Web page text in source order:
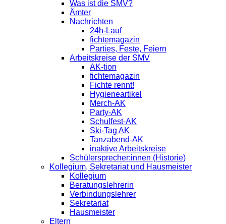
Was ist die SMV?
Ämter
Nachrichten
24h-Lauf
fichtemagazin
Parties, Feste, Feiern
Arbeitskreise der SMV
AK-tion
fichtemagazin
Fichte rennt!
Hygieneartikel
Merch-AK
Party-AK
Schulfest-AK
Ski-Tag AK
Tanzabend-AK
inaktive Arbeitskreise
Schülersprecher:innen (Historie)
Kollegium, Sekretariat und Hausmeister
Kollegium
Beratungslehrerin
Verbindungslehrer
Sekretariat
Hausmeister
Eltern